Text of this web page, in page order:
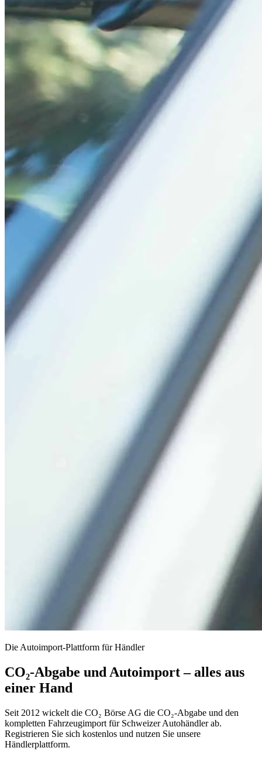
Die Autoimport-Plattform für Händler
CO₂-Abgabe und Autoimport – alles aus
einer Hand
Seit 2012 wickelt die CO₂ Börse AG die CO₂-Abgabe und den
kompletten Fahrzeugimport für Schweizer Autohändler ab.
Registrieren Sie sich kostenlos und nutzen Sie unsere
Händlerplattform.